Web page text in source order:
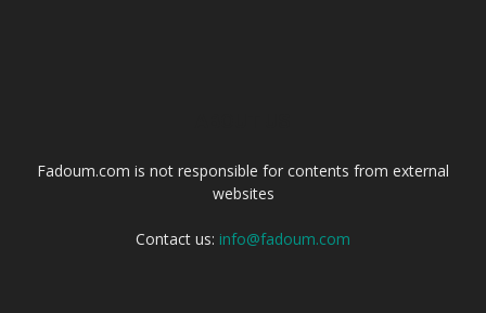
Fadoum.com is not responsible for contents from external
websites
Contact us: info@fadoum.com